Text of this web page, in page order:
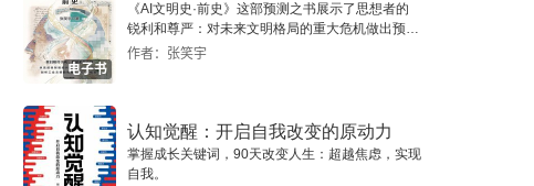
电子书
《AI文明史·前史》这部预测之书展示了思想者的
锐利和尊严：对未来文明格局的重大危机做出预
警，提示人类做出智慧的选择。
作者：张笑宇
认知觉醒：开启自我改变的原动力
掌握成长关键词，90天改变人生：超越焦虑，实现
自我。